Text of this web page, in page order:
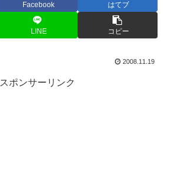
Facebook はてブ
LINE コピー
2008.11.19
スポンサーリンク